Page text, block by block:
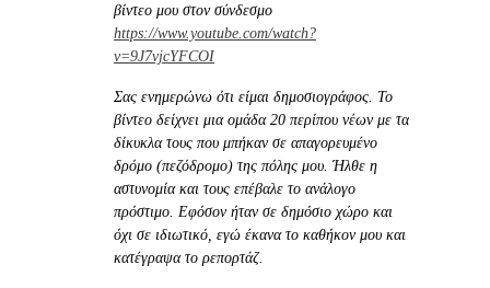
βίντεο μου στον σύνδεσμο
https://www.youtube.com/watch?
v=9J7vjcYFCOI
Σας ενημερώνω ότι είμαι δημοσιογράφος. Το
βίντεο δείχνει μια ομάδα 20 περίπου νέων με τα
δίκυκλα τους που μπήκαν σε απαγορευμένο
δρόμο (πεζόδρομο) της πόλης μου. Ήλθε η
αστυνομία και τους επέβαλε το ανάλογο
πρόστιμο. Εφόσον ήταν σε δημόσιο χώρο και
όχι σε ιδιωτικό, εγώ έκανα το καθήκον μου και
κατέγραψα το ρεπορτάζ.